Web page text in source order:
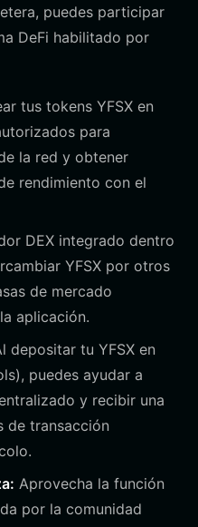
puedes participar
DeFi habilitado por
tus tokens YFSX en
para
la red y obtener
rendimiento con el
DEX integrado dentro
YFSX por otros
de mercado
aplicación.
depositar tu YFSX en
puedes ayudar a
y recibir una
de transacción
Aprovecha la función
por la comunidad